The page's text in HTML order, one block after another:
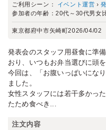
ご利用シーン： イベント運営 ›
参加者の年齢：20代～30代男女
東京都府中市矢崎町2026/04/02
発表会のスタッフ用昼食に準
おり、いつもお弁当選びに頭
今回は、「お腹いっぱいにな
ました。
女性スタッフには若干多かっ
たため食べき...
注文内容